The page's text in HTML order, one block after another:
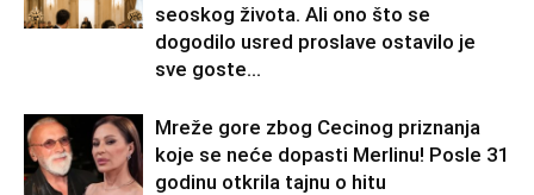
seoskog života. Ali ono što se
dogodilo usred proslave ostavilo je
sve goste...
Mreže gore zbog Cecinog priznanja
koje se neće dopasti Merlinu! Posle 31
godinu otkrila tajnu o hitu